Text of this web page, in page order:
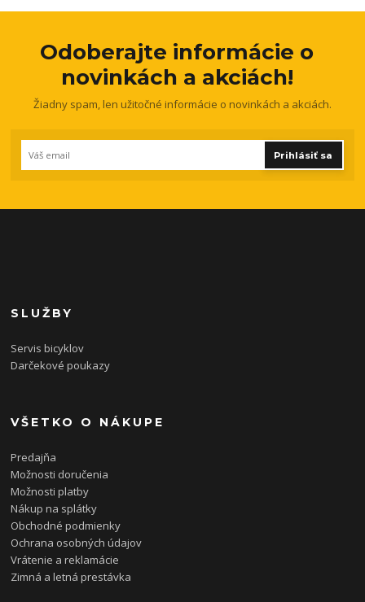
Odoberajte informácie o
novinkách a akciách!
Žiadny spam, len užitočné informácie o novinkách a akciách.
Prihlásiť sa
SLUŽBY
Servis bicyklov
Darčekové poukazy
VŠETKO O NÁKUPE
Predajňa
Možnosti doručenia
Možnosti platby
Nákup na splátky
Obchodné podmienky
Ochrana osobných údajov
Vrátenie a reklamácie
Zimná a letná prestávka